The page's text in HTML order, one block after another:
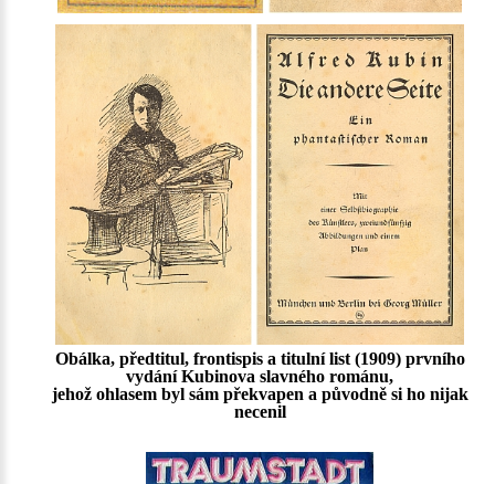
Obálka, předtitul, frontispis a titulní list (1909) prvního
vydání Kubinova slavného románu,
jehož ohlasem byl sám překvapen a původně si ho nijak
necenil